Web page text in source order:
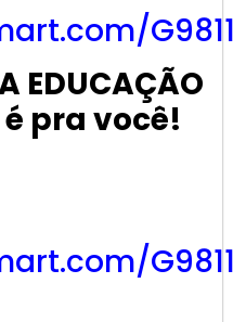
.com/
EDUCAÇÃO
é pra você!
.com/